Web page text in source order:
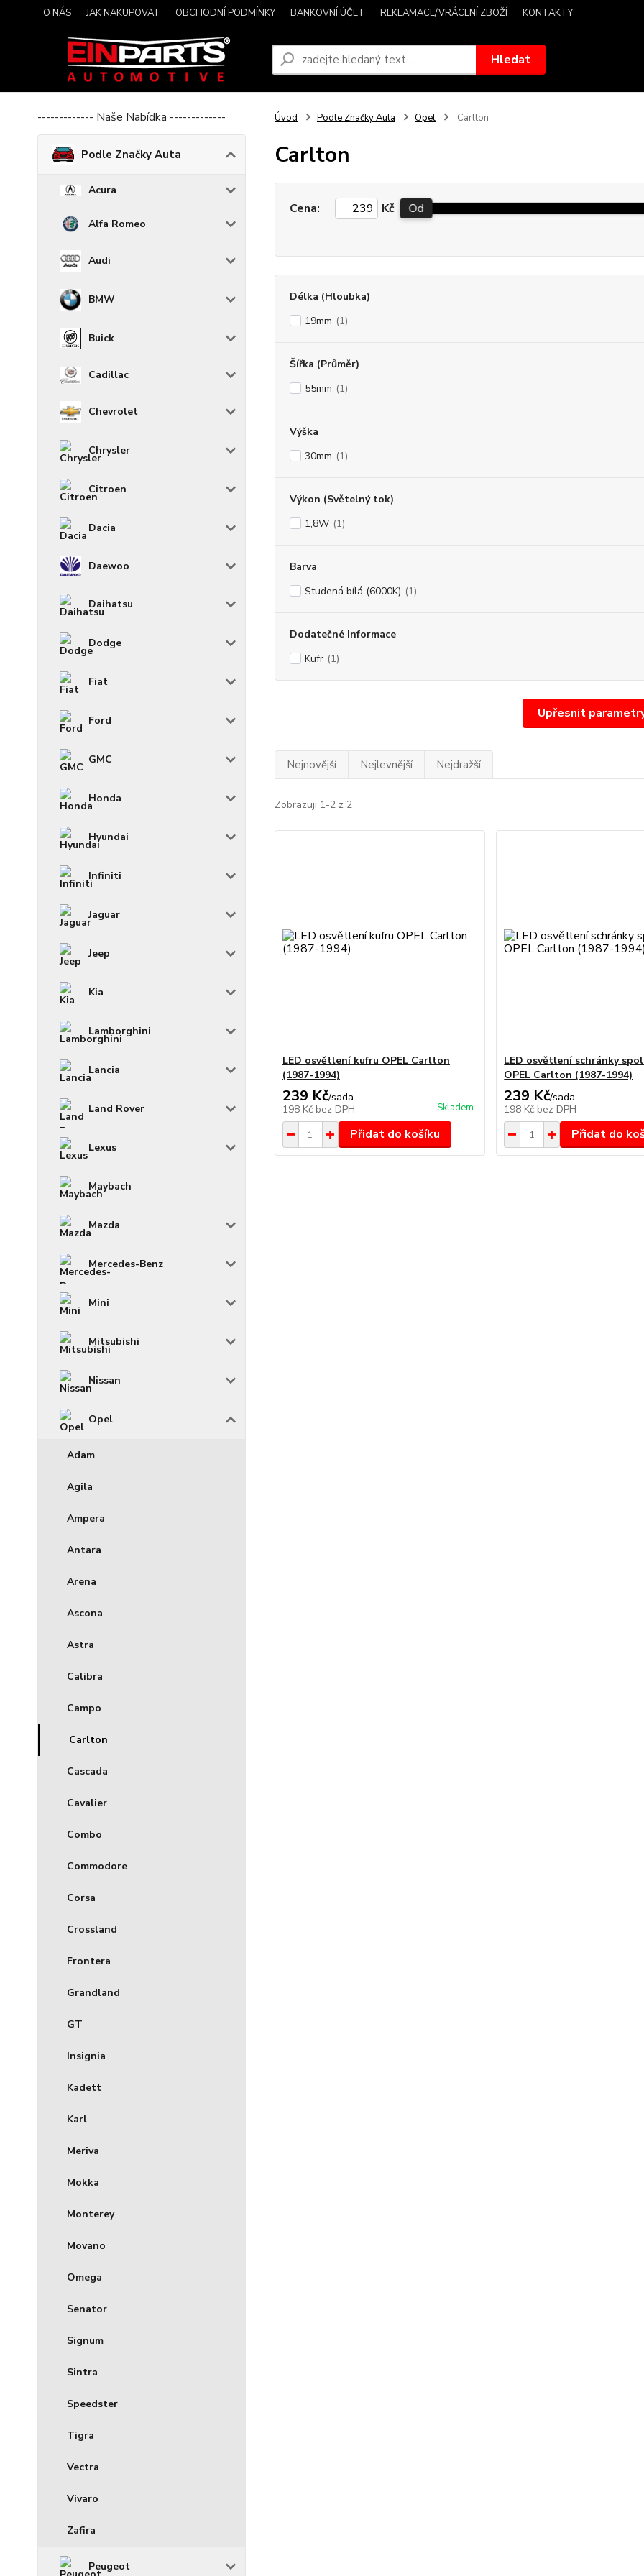
O NÁS JAK NAKUPOVAT OBCHODNÍ PODMÍNKY BANKOVNÍ ÚČET REKLAMACE/VRÁCENÍ ZBOŽÍ KONTAKTY
Hledat
------------- Naše Nabídka -------------
Podle Značky Auta
Acura
Alfa Romeo
Audi
BMW
Buick
Cadillac
Chevrolet
Chrysler
Citroen
Dacia
Daewoo
Daihatsu
Dodge
Fiat
Ford
GMC
Honda
Hyundai
Infiniti
Jaguar
Jeep
Kia
Lamborghini
Lancia
Land Rover
Lexus
Maybach
Mazda
Mercedes-Benz
Mini
Mitsubishi
Nissan
Opel
Adam
Agila
Ampera
Antara
Arena
Ascona
Astra
Calibra
Campo
Carlton
Cascada
Cavalier
Combo
Commodore
Corsa
Crossland
Frontera
Grandland
GT
Insignia
Kadett
Karl
Meriva
Mokka
Monterey
Movano
Omega
Senator
Signum
Sintra
Speedster
Tigra
Vectra
Vivaro
Zafira
Peugeot
Úvod Podle Značky Auta Opel Carlton
Carlton
Upřesnit
Cena: Kč Od
Délka (Hloubka)
19mm (1)
Šířka (Průměr)
55mm (1)
Výška
30mm (1)
Výkon (Světelný tok)
1,8W (1)
Barva
Studená bílá (6000K) (1)
Dodatečné Informace
Kufr (1)
Nejnovější Nejlevnější Nejdražší
Zobrazuji 1-2 z 2
LED osvětlení kufru OPEL Carlton
(1987-1994)
239 Kč/sada
198 Kč bez DPH Skladem
Přidat do košíku
LED osvětlení schránky
OPEL Carlton (1987-1994)
239 Kč/sada
198 Kč bez DPH
Přidat do